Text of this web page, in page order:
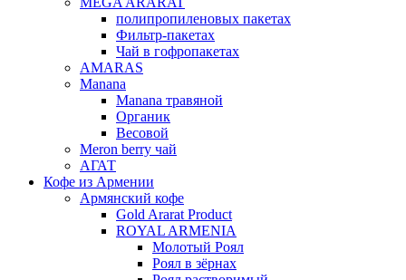
полипропиленовых пакетах
Фильтр-пакетах
Чай в гофропакетах
AMARAS
Manana
Manana травяной
Органик
Весовой
Meron berry чай
АГАТ
Кофе из Армении
Армянский кофе
Gold Ararat Product
ROYAL ARMENIA
Молотый Роял
Роял в зёрнах